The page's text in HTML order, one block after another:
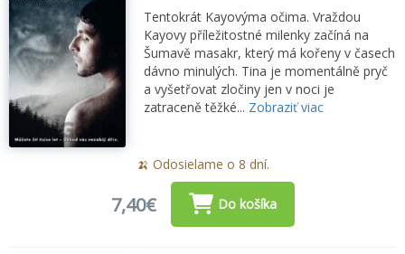
Tentokrát Kayovýma očima. Vraždou
Kayovy příležitostné milenky začíná na
Šumavě masakr, který má kořeny v časech
dávno minulých. Tina je momentálně pryč
a vyšetřovat zločiny jen v noci je
zatraceně těžké... Zobraziť viac
🍌 Odosielame o 8 dní.
7,40€ Do košíka